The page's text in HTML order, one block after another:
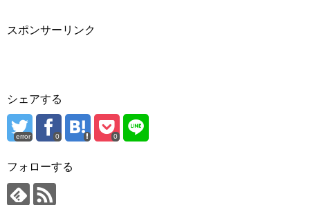
スポンサーリンク
シェアする
error 0 0
フォローする